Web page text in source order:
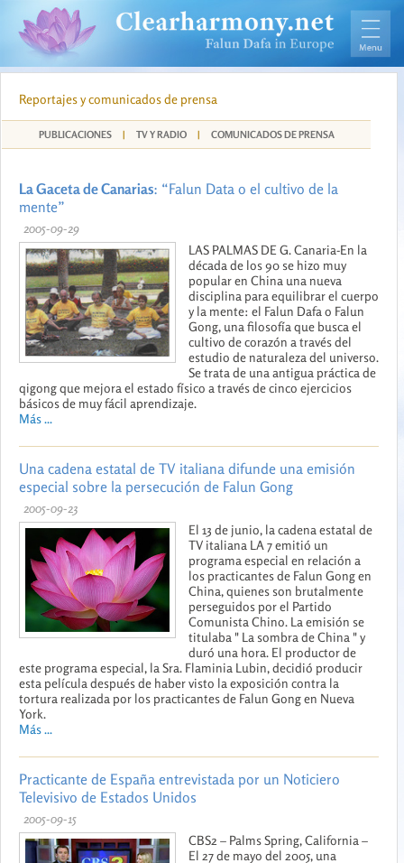
Reportajes y comunicados de prensa
PUBLICACIONES | TV Y RADIO | COMUNICADOS DE PRENSA
La Gaceta de Canarias: “Falun Data o el cultivo de la
mente”
2005-09-29
LAS PALMAS DE G. Canaria-En la
década de los 90 se hizo muy
popular en China una nueva
disciplina para equilibrar el cuerpo
y la mente: el Falun Dafa o Falun
Gong, una filosofía que busca el
cultivo de corazón a través del
estudio de naturaleza del universo.
Se trata de una antigua práctica de
qigong que mejora el estado físico a través de cinco ejercicios
básicos de muy fácil aprendizaje.
Más ...
Una cadena estatal de TV italiana difunde una emisión
especial sobre la persecución de Falun Gong
2005-09-23
El 13 de junio, la cadena estatal de
TV italiana LA 7 emitió un
programa especial en relación a
los practicantes de Falun Gong en
China, quienes son brutalmente
perseguidos por el Partido
Comunista Chino. La emisión se
titulaba " La sombra de China " y
duró una hora. El productor de
este programa especial, la Sra. Flaminia Lubin, decidió producir
esta película después de haber visto la exposición contra la
tortura realizada por los practicantes de Falun Gong en Nueva
York.
Más ...
Practicante de España entrevistada por un Noticiero
Televisivo de Estados Unidos
2005-09-15
CBS2 – Palms Spring, California –
El 27 de mayo del 2005, una